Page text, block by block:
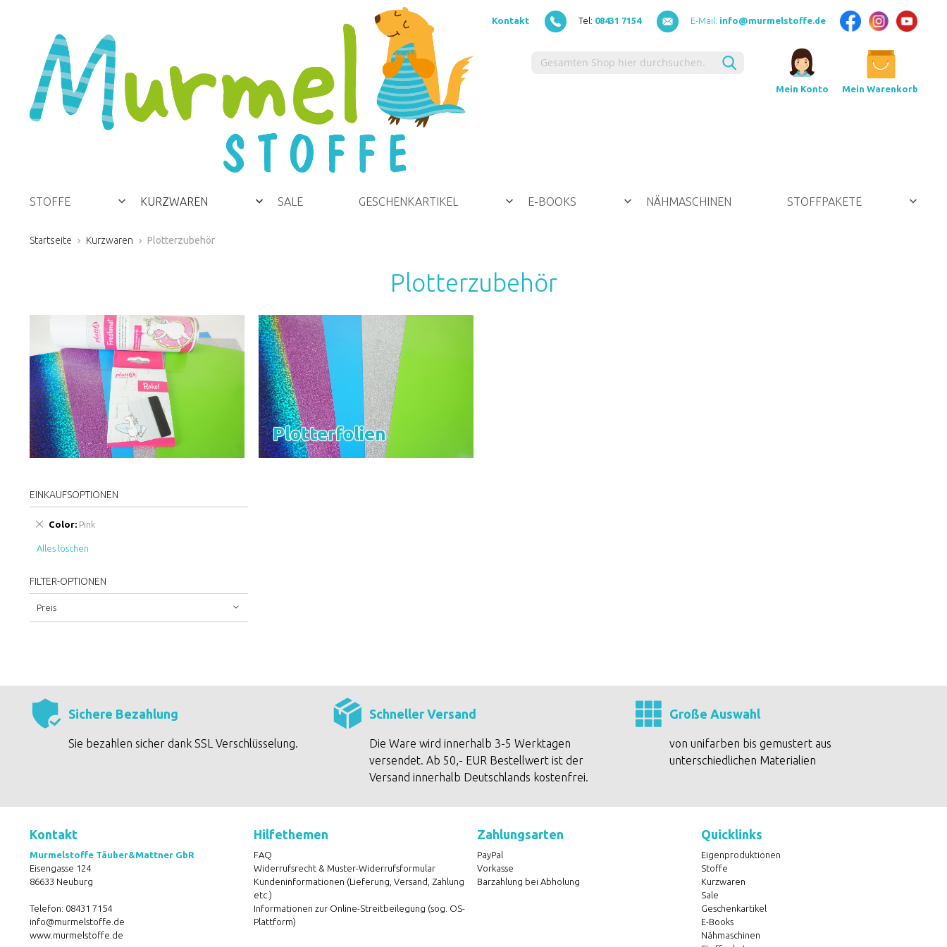
Kontakt Tel: 08431 7154 E-Mail: info@murmelstoffe.de
Suche
Mein Konto Mein Warenkorb
STOFFE KURZWAREN SALE GESCHENKARTIKEL E-BOOKS NÄHMASCHINEN STOFFPAKETE
Startseite Kurzwaren Plotterzubehör
Plotterzubehör
Plotterfolien
EINKAUFSOPTIONEN
Color Pink
Diesen
entfernen
Alles löschen
FILTER-OPTIONEN
Preis
Sichere Bezahlung
Sie bezahlen sicher dank SSL Verschlüsselung.
Schneller Versand
Die Ware wird innerhalb 3-5 Werktagen
versendet. Ab 50,- EUR Bestellwert ist der
Versand innerhalb Deutschlands kostenfrei.
Große Auswahl
von unifarben bis gemustert aus
unterschiedlichen Materialien
Kontakt
Murmelstoffe Täuber&Mattner GbR
Eisengasse 124
86633 Neuburg
Telefon: 08431 7154
info@murmelstoffe.de
www.murmelstoffe.de
Hilfethemen
FAQ
Widerrufsrecht & Muster-Widerrufsformular
Kundeninformationen (Lieferung, Versand, Zahlung
etc.)
Informationen zur Online-Streitbeilegung (sog. OS-
Plattform)
Zahlungsarten
PayPal
Vorkasse
Barzahlung bei Abholung
Quicklinks
Eigenproduktionen
Stoffe
Kurzwaren
Sale
Geschenkartikel
E-Books
Nähmaschinen